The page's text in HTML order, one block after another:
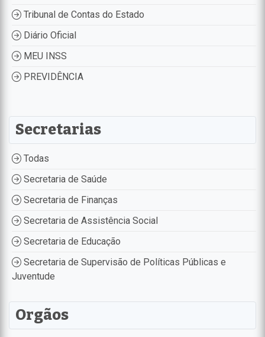
Tribunal de Contas do Estado
Diário Oficial
MEU INSS
PREVIDÊNCIA
Secretarias
Todas
Secretaria de Saúde
Secretaria de Finanças
Secretaria de Assistência Social
Secretaria de Educação
Secretaria de Supervisão de Políticas Públicas e
Juventude
Orgãos